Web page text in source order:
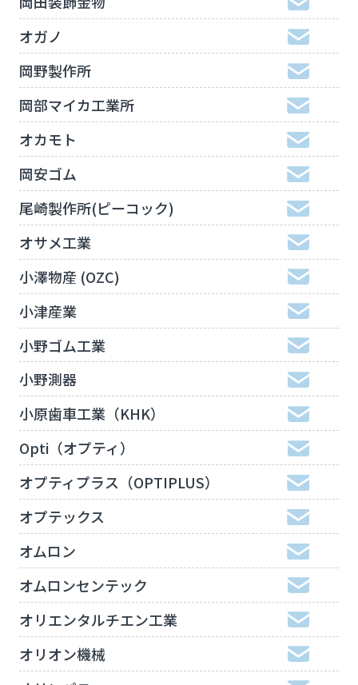
オガノ
岡野製作所
岡部マイカ工業所
オカモト
岡安ゴム
尾崎製作所(ピーコック)
オサメ工業
小澤物産 (OZC)
小津産業
小野ゴム工業
小野測器
小原歯車工業（KHK）
Opti（オプティ）
オプティプラス（OPTIPLUS）
オプテックス
オムロン
オムロンセンテック
オリエンタルチエン工業
オリオン機械